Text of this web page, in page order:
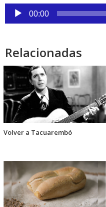
audio
00:00
Relacionadas
Volver a Tacuarembó